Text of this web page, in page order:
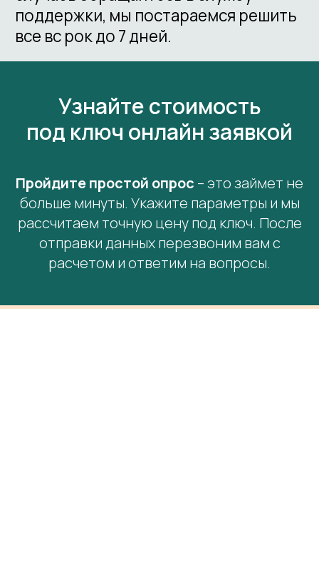
Узнайте стоимость
под ключ онлайн заявкой
Пройдите простой опрос – это займет не
больше минуты. Укажите параметры и мы
рассчитаем точную цену под ключ. После
отправки данных перезвоним вам с
расчетом и ответим на вопросы.